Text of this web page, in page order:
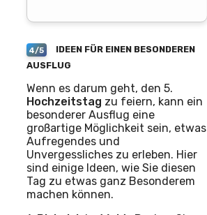
4/5
IDEEN FÜR EINEN BESONDEREN
AUSFLUG
Wenn es darum geht, den 5.
Hochzeitstag zu feiern, kann ein
besonderer Ausflug eine
großartige Möglichkeit sein, etwas
Aufregendes und
Unvergessliches zu erleben. Hier
sind einige Ideen, wie Sie diesen
Tag zu etwas ganz Besonderem
machen können.